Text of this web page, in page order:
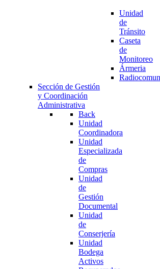
Unidad
de
Tránsito
Caseta
de
Monitoreo
Ármeria
Sección de Gestión
y Coordinación
Administrativa
Back
Unidad
Coordinadora
Unidad
Especializada
de
Compras
Unidad
de
Gestión
Documental
Unidad
de
Conserjería
Unidad
Bodega
Activos